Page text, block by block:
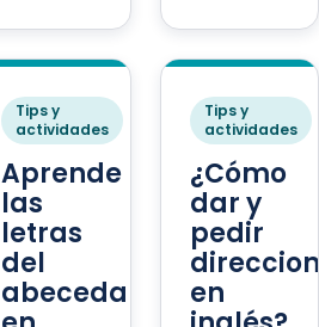
Tips y
actividades
Aprende
las
letras
del
abecedario
Tips y
actividades
¿Cómo
dar y
pedir
en